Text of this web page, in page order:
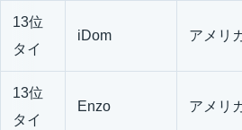
13位
タイ
iDom アメリ
13位
タイ
Enzo アメリ